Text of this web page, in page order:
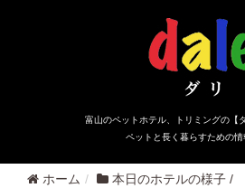
富山のペットホテル、トリミングの【
ペットと長く暮らすための情
ホーム 本日のホテルの様子 /